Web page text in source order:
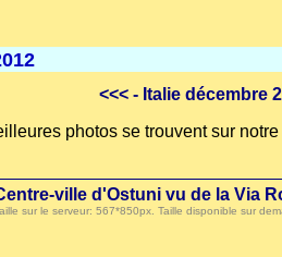
<<< - Italie décembre
photos se trouvent sur
ville d'Ostuni vu de la Via
sur le serveur: 567*850px. Taille disponible sur